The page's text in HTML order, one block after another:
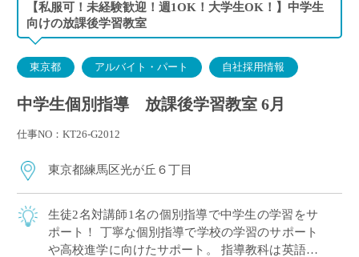
【私服可！未経験歓迎！週1OK！大学生OK！】中学生
向けの放課後学習教室
東京都 アルバイト・パート 自社採用情報
中学生個別指導 放課後学習教室 6月
仕事NO：KT26-G2012
東京都練馬区光が丘６丁目
生徒2名対講師1名の個別指導で中学生の学習をサ
ポート！ 丁寧な個別指導で学校の学習のサポート
や高校進学に向けたサポート。 指導教科は英語、